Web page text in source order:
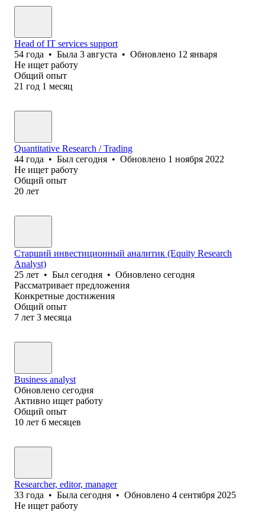
Head of IT services support
54 года • Была 3 августа • Обновлено 12 января
Не ищет работу
Общий опыт
21 год 1 месяц
Quantitative Research / Trading
44 года • Был сегодня • Обновлено 1 ноября 2022
Не ищет работу
Общий опыт
20 лет
Старший инвестиционный аналитик (Equity Research
Analyst)
25 лет • Был сегодня • Обновлено сегодня
Рассматривает предложения
Конкретные достижения
Общий опыт
7 лет 3 месяца
Business analyst
Обновлено сегодня
Активно ищет работу
Общий опыт
10 лет 6 месяцев
Researcher, editor, manager
33 года • Была сегодня • Обновлено 4 сентября 2025
Не ищет работу